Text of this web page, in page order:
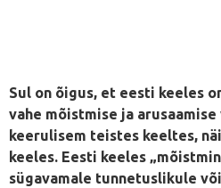
Sul on õigus, et eesti keeles
vahe mõistmise ja
keerulisem teistes keeltes,
keeles. Eesti keeles
sügavamale tunnetuslikule